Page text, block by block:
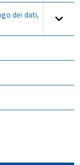
dei dati,